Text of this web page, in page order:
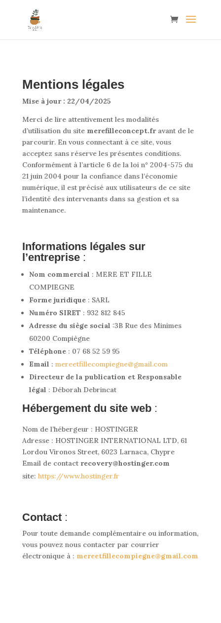
Mentions légales
Mise à jour : 22/04/2025
Merci de lire attentivement les modalités
d’utilisation du site merefilleconcept.fravant de le
parcourir. En vous connectant à ce site, vous
acceptez sans réserve les présentes conditions.
Conformément à l’article 6 de la loi n° 2004-575 du
21 juin 2004 pour la confiance dans l’économie
numérique, il est précisé aux utilisateurs de ce site
l’identité des intervenants dans sa gestion et sa
maintenance.
Informations légales sur
l’entreprise:
Nom commercial : MERE ET FILLE
COMPIEGNE
Forme juridique: SARL
Numéro SIRET : 932 812 845
Adresse du siège social :3B Rue des Minimes
60200 Compiègne
Téléphone: 07 68 52 59 95
Email : mereetfillecompiegne@gmail.com
Directeur de la publication et Responsable
légal : Déborah Debrincat
Hébergement du site web:
Nom de l’hébergeur : HOSTINGER
Adresse : HOSTINGER INTERNATIONAL LTD, 61
Lordou Vironos Street, 6023 Larnaca, Chypre
Email de contact recovery@hostinger.com
site: https://www.hostinger.fr
Contact:
Pour toute demande complémentaire ou information,
vous pouvez nous contacter par courrier
électronique à : mereetfillecompiegne@gmail.com